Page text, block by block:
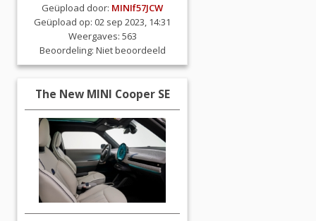
Geüpload door: MINIf57JCW
Geüpload op: 02 sep 2023, 14:31
Weergaves: 563
Beoordeling: Niet beoordeeld
The New MINI Cooper SE